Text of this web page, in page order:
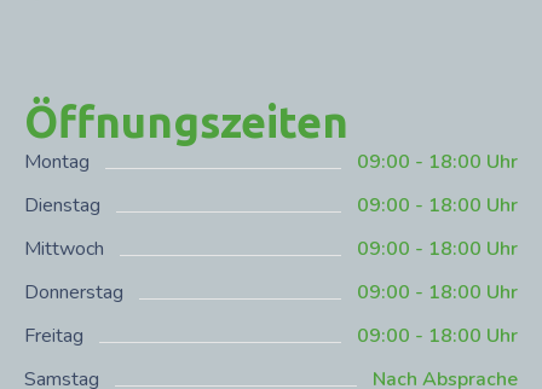
Öffnungszeiten
Montag
09:00 - 18:00 Uhr
Dienstag
09:00 - 18:00 Uhr
Mittwoch
09:00 - 18:00 Uhr
Donnerstag
09:00 - 18:00 Uhr
Freitag
09:00 - 18:00 Uhr
Samstag
Nach Absprache